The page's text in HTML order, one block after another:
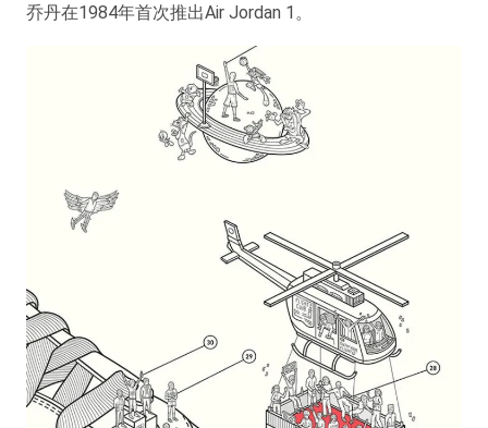
乔丹在1984年首次推出Air Jordan 1。